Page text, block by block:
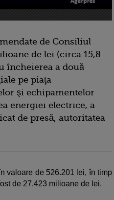
de Consiliul
de lei (circa 15,8
încheierea a două
pe piaţa
şi echipamentelor
energiei electrice, a
de presă, autoritatea
valoare de 526.201 lei, în timp
de 27,423 milioane de lei.